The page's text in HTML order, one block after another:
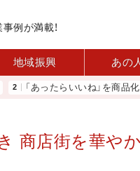
例が満載！
地域振興 あの
あったらいいね」を商品化 視点
商店街を華や